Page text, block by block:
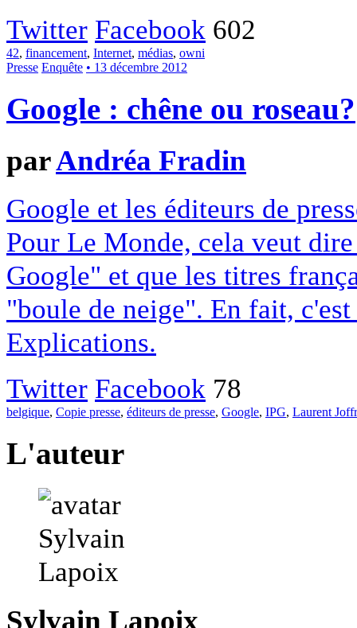
Twitter Facebook 602
42, financement, Internet, médias, owni
Presse Enquête • 13 décembre 2012
Google : chêne ou roseau?
parAndréa Fradin
Google et les éditeurs de
Pour Le Monde, cela veut
Google" et que les titres
"boule de neige". En fait,
Explications.
Twitter Facebook 78
belgique, Copie presse, éditeurs de presse, Google, IPG, Laurent
L'auteur
Sylvain Lapoix